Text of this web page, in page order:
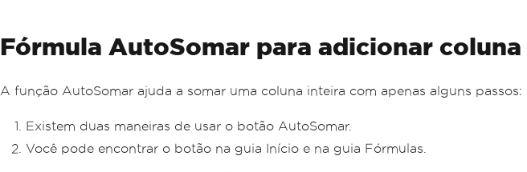
Fórmula AutoSomar para adicionar coluna
A função AutoSomar ajuda a somar uma coluna inteira com apenas alguns passos:
Existem duas maneiras de usar o botão AutoSomar.
Você pode encontrar o botão na guia Início e na guia Fórmulas.